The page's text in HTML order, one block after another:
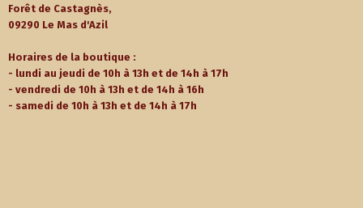
Forêt de Castagnès,
09290 Le Mas d'Azil
Horaires de la boutique :
- lundi au jeudi de 10h à 13h et de 14h à 17h
- vendredi de 10h à 13h et de 14h à 16h
- samedi de 10h à 13h et de 14h à 17h